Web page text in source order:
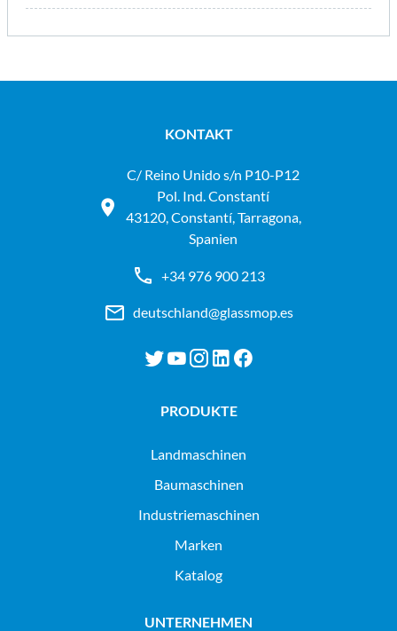
KONTAKT
C/ Reino Unido s/n P10-P12
Pol. Ind. Constantí
43120, Constantí, Tarragona,
Spanien
+34 976 900 213
deutschland@glassmop.es
PRODUKTE
landmaschinen
baumaschinen
industriemaschinen
Marken
Katalog
UNTERNEHMEN